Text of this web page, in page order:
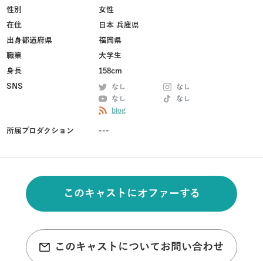
性別
女性
在住
日本 兵庫県
出身都道府県
福岡県
職業
大学生
身長
158cm
SNS
なし
なし
なし
なし
blog
所属プロダクション ---
このキャストにオファーする
このキャストについてお問い合わせ